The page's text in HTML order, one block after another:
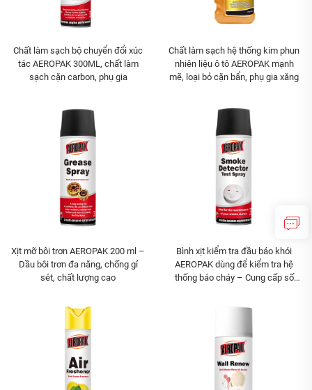
Chất làm sạch bộ chuyển đổi xúc
tác AEROPAK 300ML, chất làm
sạch cặn carbon, phụ gia
Chất làm sạch hệ thống kim phun
nhiên liệu ô tô AEROPAK mạnh
mẽ, loại bỏ cặn bẩn, phụ gia xăng
Xịt mỡ bôi trơn AEROPAK 200 ml –
Dầu bôi trơn đa năng, chống gỉ
sét, chất lượng cao
Bình xịt kiểm tra đầu báo khói
AEROPAK dùng để kiểm tra hệ
thống báo cháy – Cung cấp số